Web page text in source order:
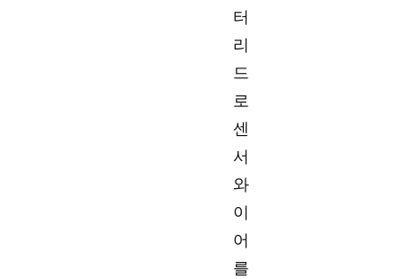
터
리
드
로
센
서
와
이
어
를